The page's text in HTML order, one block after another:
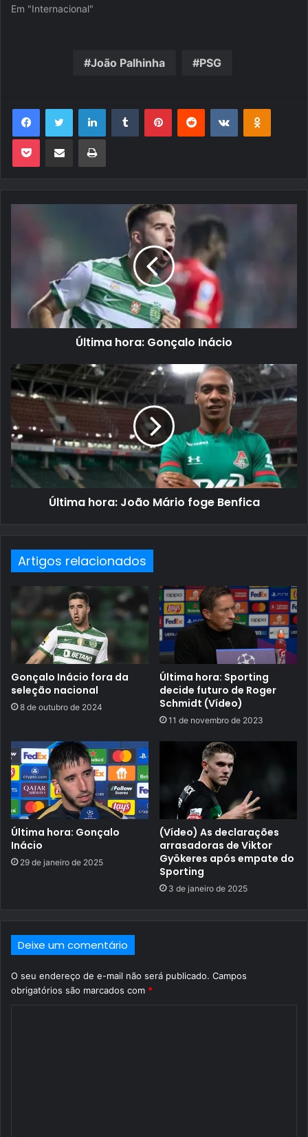
Em "Internacional"
João Palhinha PSG
FacebookTwitter LinkedinTumblr PinterestReddit VK OK
Pocket Compartilhar via e-mail Imprimir
Última hora: Gonçalo Inácio
Última hora: João Mário foge Benfica
Artigos relacionados
Gonçalo Inácio fora da
seleção nacional
8 de outubro de 2024
Última hora: Sporting
decide futuro de Roger
Schmidt (Vídeo)
11 de novembro de 2023
Última hora: Gonçalo
Inácio
29 de janeiro de 2025
(Vídeo) As declarações
arrasadoras de Viktor
Gyökeres após empate do
Sporting
3 de janeiro de 2025
Deixe um comentário
O seu endereço de e-mail não será publicado. Campos
obrigatórios são marcados com *